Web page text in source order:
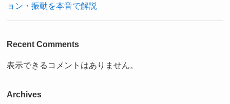
ョン・振動を本音で解説
Recent Comments
表示できるコメントはありません。
Archives